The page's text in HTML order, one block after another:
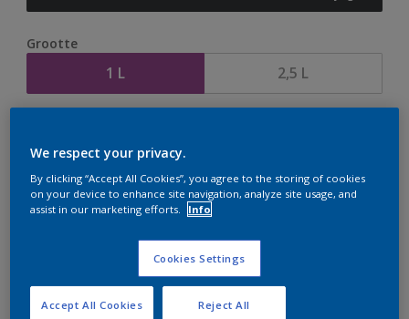
Grootte
1 L 2,5 L
te bestellen. Houd de website in de gaten, we werken
er hard aan om de voorraad aan te vullen.
We respect your privacy.
By clicking “Accept All Cookies”, you agree to the storing of cookies
on your device to enhance site navigation, analyze site usage, and
assist in our marketing efforts.
Info
Cookies Settings
Reject All
Accept All Cookies